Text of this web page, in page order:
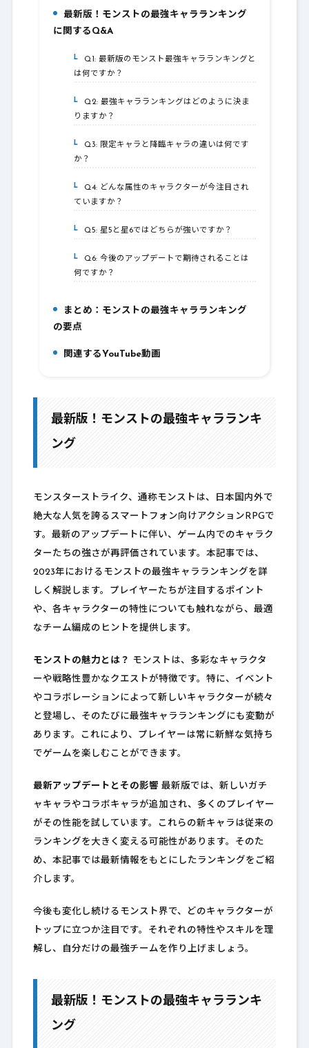
4.最新版！モンストの最強キャラランキング
に関するQ&A
4-1.Q1: 最新版のモンスト最強キャラランキングと
は何ですか？
4-2.Q2: 最強キャラランキングはどのように決ま
りますか？
4-3.Q3: 限定キャラと降臨キャラの違いは何です
か？
4-4.Q4: どんな属性のキャラクターが今注目され
ていますか？
4-5.Q5: 星5と星6ではどちらが強いですか？
4-6.Q6: 今後のアップデートで期待されることは
何ですか？
まとめ：モンストの最強キャラランキング
の要点
6.関連するYouTube動画
最新版！モンストの最強キャラランキ
ング
モンスターストライク、通称モンストは、日本国内外で
絶大な人気を誇るスマートフォン向けアクションRPGで
す。最新のアップデートに伴い、ゲーム内でのキャラク
ターたちの強さが再評価されています。本記事では、
2023年におけるモンストの最強キャラランキングを詳
しく解説します。プレイヤーたちが注目するポイント
や、各キャラクターの特性についても触れながら、最適
なチーム編成のヒントを提供します。
モンストの魅力とは？ モンストは、多彩なキャラクタ
ーや戦略性豊かなクエストが特徴です。特に、イベント
やコラボレーションによって新しいキャラクターが続々
と登場し、そのたびに最強キャラランキングにも変動が
あります。これにより、プレイヤーは常に新鮮な気持ち
でゲームを楽しむことができます。
最新アップデートとその影響 最新版では、新しいガチ
ャキャラやコラボキャラが追加され、多くのプレイヤー
がその性能を試しています。これらの新キャラは従来の
ランキングを大きく変える可能性があります。そのた
め、本記事では最新情報をもとにしたランキングをご紹
介します。
今後も変化し続けるモンスト界で、どのキャラクターが
トップに立つか注目です。それぞれの特性やスキルを理
解し、自分だけの最強チームを作り上げましょう。
最新版！モンストの最強キャラランキ
ング